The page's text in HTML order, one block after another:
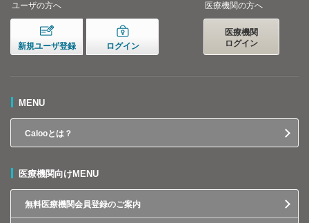
ユーザの方へ
新規ユーザ登録 ログイン
医療機関の方へ
医療機関
ログイン
MENU
Calooとは？
医療機関向けMENU
無料医療機関会員登録のご案内